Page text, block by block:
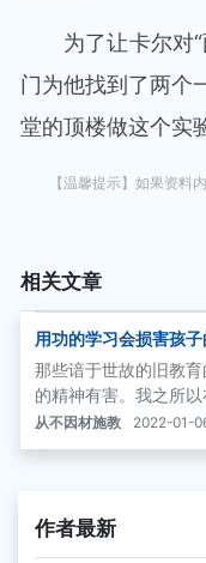
为了让卡尔对
门为他找到了两个
堂的顶楼做这个实
【温馨提示】如果资料
相关文章
用功的学习会损害孩子
那些谙于世故的旧教
的精神有害。我之所
的重要性，就是为了
挫伤孩子的身心健康
从不因材施教 2022-01-
作者最新